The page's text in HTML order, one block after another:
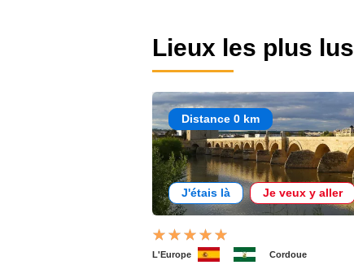
Lieux les plus lus
Distance 0 km
J'étais là Je veux y aller
L'Europe Cordoue